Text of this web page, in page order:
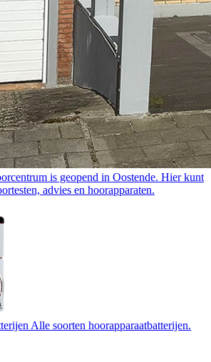
is geopend in Oostende. Hier kunt
advies en hoorapparaten.
Alle soorten hoorapparaatbatterijen.